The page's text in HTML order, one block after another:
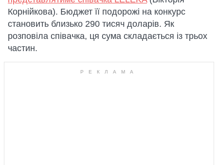
Корнійкова). Бюджет її подорожі на конкурс
становить близько 290 тисяч доларів. Як
розповіла співачка, ця сума складається із трьох
частин.